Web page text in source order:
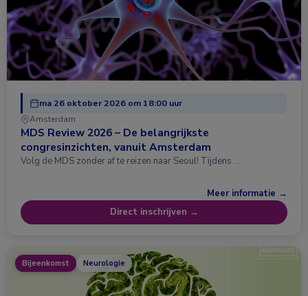
ma 26 oktober 2026 om 18:00 uur
Amsterdam
MDS Review 2026 – De belangrijkste
congresinzichten, vanuit Amsterdam
Volg de MDS zonder af te reizen naar Seoul! Tijdens …
Meer informatie →
Direct inschrijven →
Bijeenkomst Neurologie